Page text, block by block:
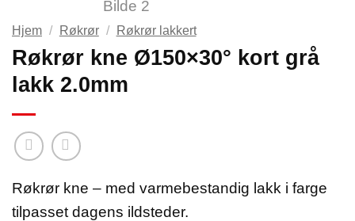
Hjem / Røkrør / Røkrør lakkert
Røkrør kne Ø150×30° kort grå
lakk 2.0mm
Røkrør kne – med varmebestandig lakk i farge
tilpasset dagens ildsteder.